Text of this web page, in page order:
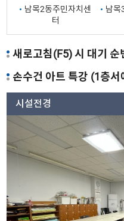
남목2동주민자치센
터
남목
새로고침(F5) 시 대기 순
손수건 아트 특강 (1층서
시설전경